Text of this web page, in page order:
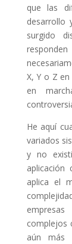
que las
desarrollo
surgido
X, Y o Z
en
He aquí
variados
y no
aplicación
aplica el
complejos
aún más